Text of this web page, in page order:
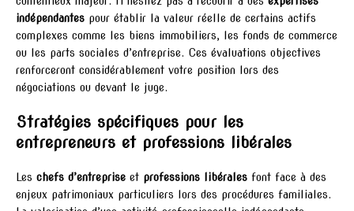
indépendantes pour établir la valeur réelle de certains actifs
complexes comme les biens immobiliers, les fonds de commerce
ou les parts sociales d’entreprise. Ces évaluations objectives
renforceront considérablement votre position lors des
négociations ou devant le juge.
Stratégies spécifiques pour les
entrepreneurs et professions libérales
Les chefs d’entreprise et professions libérales font face à des
enjeux patrimoniaux particuliers lors des procédures familiales.